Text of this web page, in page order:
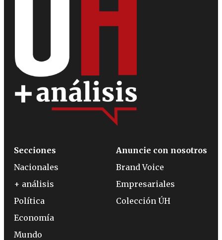
Secciones
Nacionales
+ análisis
Política
Economía
Mundo
Anuncie con nosotros
Brand Voice
Empresariales
Colección ÚH